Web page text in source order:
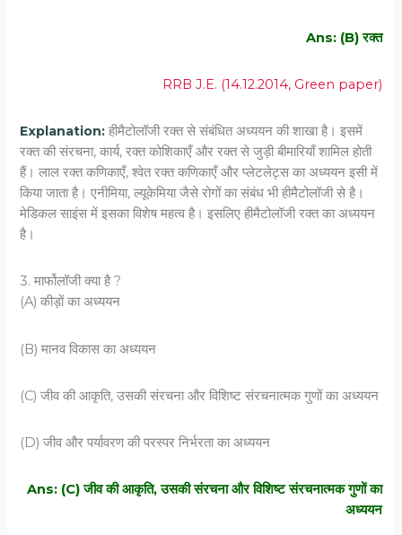
Ans: (B) रक्‍त
RRB J.E. (14.12.2014, Green paper)
Explanation:हीमैटोलॉजी रक्त से संबंधित अध्ययन की शाखा है। इसमें
रक्त की संरचना, कार्य, रक्त कोशिकाएँ और रक्त से जुड़ी बीमारियाँ शामिल होती
हैं। लाल रक्त कणिकाएँ, श्वेत रक्त कणिकाएँ और प्लेटलेट्स का अध्ययन इसी में
किया जाता है। एनीमिया, ल्यूकेमिया जैसे रोगों का संबंध भी हीमैटोलॉजी से है।
मेडिकल साइंस में इसका विशेष महत्व है। इसलिए हीमैटोलॉजी रक्त का अध्ययन
है।
3. मार्फोलॉजी क्‍या है ?
(A) कीड़ों का अध्‍ययन
(B) मानव विकास का अध्‍ययन
(C) जीव की आकृति, उसकी संरचना और विशिष्‍ट संरचनात्‍मक गुणों का अध्‍ययन
(D) जीव और पर्यावरण की परस्‍पर निर्भरता का अध्‍ययन
Ans: (C) जीव की आकृति, उसकी संरचना और विशिष्‍ट संरचनात्‍मक गुणों का
अध्‍ययन